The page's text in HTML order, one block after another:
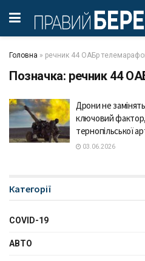
Головна » речник 44 ОАБр
Позначка: речник 44
Дрони не
ключовий
тернопільської
03.06.2026
Категорії
COVID-19
АВТО